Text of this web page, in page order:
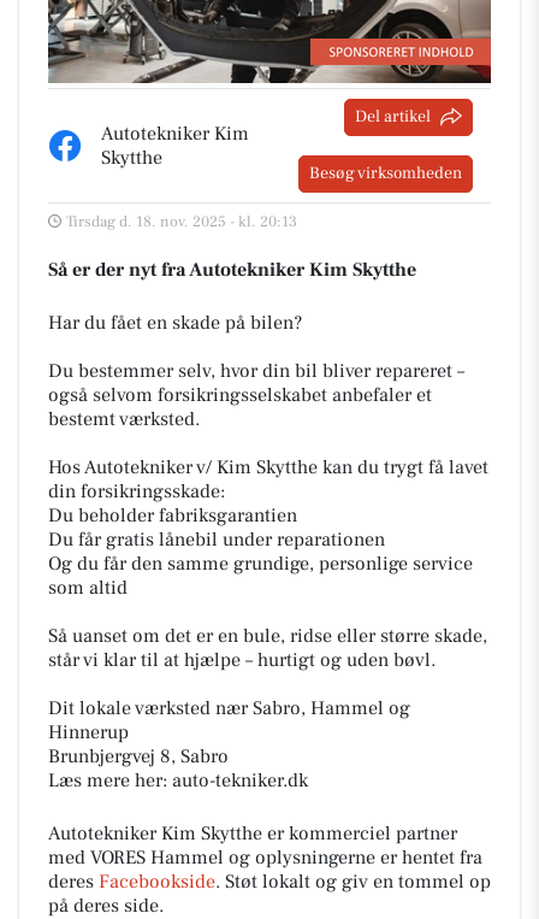
Autotekniker Kim
Skytthe
Del artikel
Besøg virksomheden
Tirsdag d. 18. nov. 2025 - kl. 20:13
Så er der nyt fra Autotekniker Kim Skytthe
Har du fået en skade på bilen?
Du bestemmer selv, hvor din bil bliver repareret –
også selvom forsikringsselskabet anbefaler et
bestemt værksted.
Hos Autotekniker v/ Kim Skytthe kan du trygt få lavet
din forsikringsskade:
Du beholder fabriksgarantien
Du får gratis lånebil under reparationen
Og du får den samme grundige, personlige service
som altid
Så uanset om det er en bule, ridse eller større skade,
står vi klar til at hjælpe – hurtigt og uden bøvl.
Dit lokale værksted nær Sabro, Hammel og
Hinnerup
Brunbjergvej 8, Sabro
Læs mere her: auto-tekniker.dk
Autotekniker Kim Skytthe er kommerciel partner
med VORES Hammel og oplysningerne er hentet fra
deres Facebookside. Støt lokalt og giv en tommel op
på deres side.